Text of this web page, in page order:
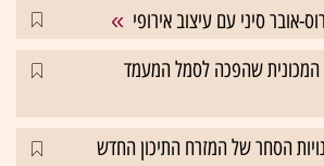
אובר סיני עם עיצוב אירופי
אלף ש': המכונית שהפכה לסמל המעמד
הסחר של המזרח התיכון החדש